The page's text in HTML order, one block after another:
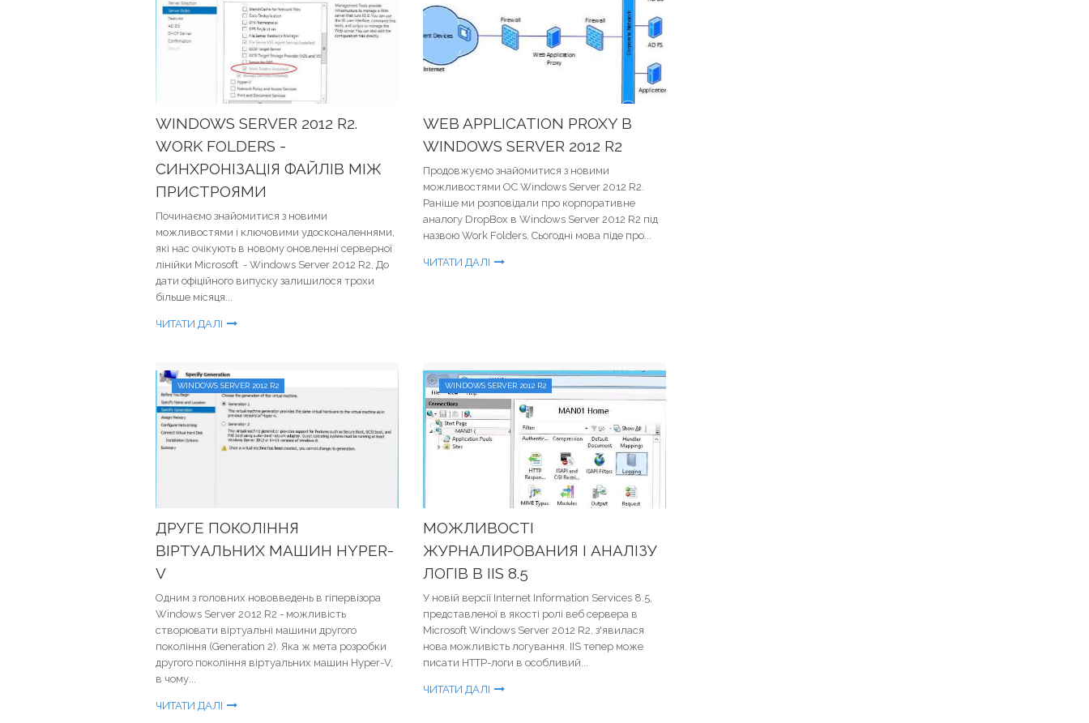
WINDOWS SERVER 2012 R2.
WORK FOLDERS -
СИНХРОНІЗАЦІЯ ФАЙЛІВ МІЖ
ПРИСТРОЯМИ
Починаємо знайомитися з новими
можливостями і ключовими удосконаленнями,
які нас очікують в новому оновленні серверної
лінійки Microsoft - Windows Server 2012 R2, До
дати офіційного випуску залишилося трохи
більше місяця...
ЧИТАТИ ДАЛІ
WEB APPLICATION PROXY В
WINDOWS SERVER 2012 R2
Продовжуємо знайомитися з новими
можливостями ОС Windows Server 2012 R2.
Раніше ми розповідали про корпоративне
аналогу DropBox в Windows Server 2012 R2 під
назвою Work Folders. Сьогодні мова піде про...
ЧИТАТИ ДАЛІ
WINDOWS SERVER 2012 R2
ДРУГЕ ПОКОЛІННЯ
ВІРТУАЛЬНИХ МАШИН HYPER-
V
Одним з головних нововведень в гіпервізора
Windows Server 2012 R2 - можливість
створювати віртуальні машини другого
покоління (Generation 2). Яка ж мета розробки
другого покоління віртуальних машин Hyper-V,
в чому...
ЧИТАТИ ДАЛІ
WINDOWS SERVER 2012 R2
МОЖЛИВОСТІ
ЖУРНАЛИРОВАНИЯ І АНАЛІЗУ
ЛОГІВ В IIS 8.5
У новій версії Internet Information Services 8.5,
представленої в якості ролі веб сервера в
Microsoft Windows Server 2012 R2, з'явилася
нова можливість логування. IIS тепер може
писати HTTP-логи в особливий...
ЧИТАТИ ДАЛІ